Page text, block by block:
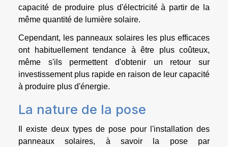
capacité de produire plus d'électricité à partir de la
même quantité de lumière solaire.
Cependant, les panneaux solaires les plus efficaces
ont habituellement tendance à être plus coûteux,
même s'ils permettent d'obtenir un retour sur
investissement plus rapide en raison de leur capacité
à produire plus d'énergie.
La nature de la pose
Il existe deux types de pose pour l'installation des
panneaux solaires, à savoir la pose par